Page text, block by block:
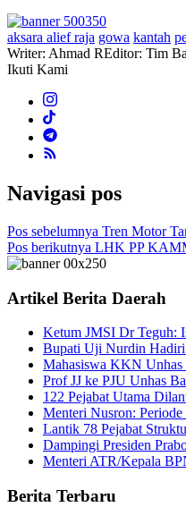
aksara alief raja gowa kantah
Writer: Ahmad REditor: Tim
Ikuti Kami
Navigasi pos
Pos sebelumnya Tren Motor
Pos berikutnya LHK PP
Artikel Berita Daerah
Ketum JMSI Dr Teguh:
Bupati Uji Nurdin Hadiri
Mahasiswa KKN Unhas
Prof JJ ke PJU Unhas
122 Pejabat Utama
Menteri Nusron:
Lantik 78 Pejabat
Dampingi Presiden
Menteri ATR/Kepala
Berita Terbaru